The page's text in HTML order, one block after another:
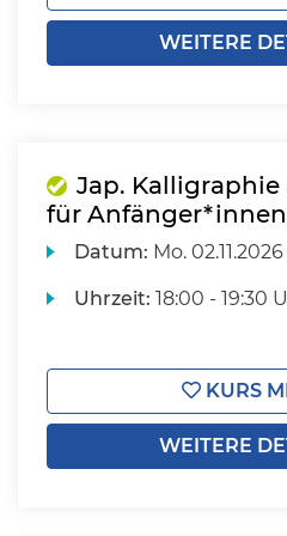
WEITERE
Jap.
für Anfänger*innen
Datum: Mo.
Uhrzeit: 18:00 - 19:30
KURS
WEITERE